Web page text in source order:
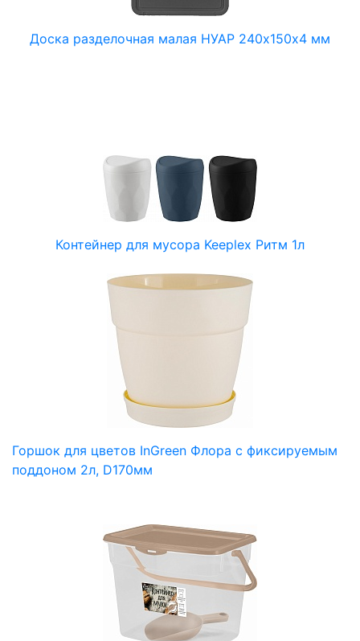
Доска разделочная малая НУАР 240х150х4 мм
Контейнер для мусора Keeplex Ритм 1л
Горшок для цветов InGreen Флора с фиксируемым
поддоном 2л, D170мм